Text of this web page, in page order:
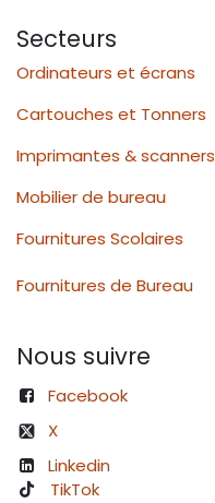
Secteurs
Ordinateurs et écrans
Cartouches et Tonners
Imprimantes & scanners
Mobilier de bureau
Fournitures Scolaires
Fournitures de Bureau
Nous suivre
Facebook
X
Linkedin
TikTok